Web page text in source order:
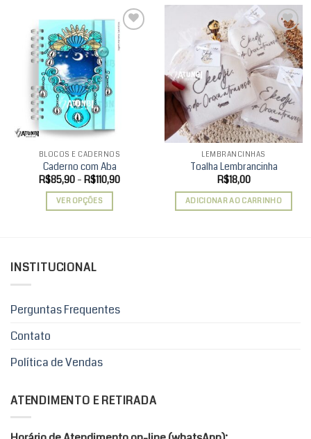
BLOCOS E CADERNOS
Caderno com Aba
R$85,90 – R$110,90Faixa
VER OPÇÕES
várias
variantes.
opções
podem
na
produto
Add to
wishlist
LEMBRANCINHAS
Toalha Lembrancinha
R$18,00
ADICIONAR AO CARRINHO
INSTITUCIONAL
Perguntas Frequentes
Contato
Política de Vendas
ATENDIMENTO E RETIRADA